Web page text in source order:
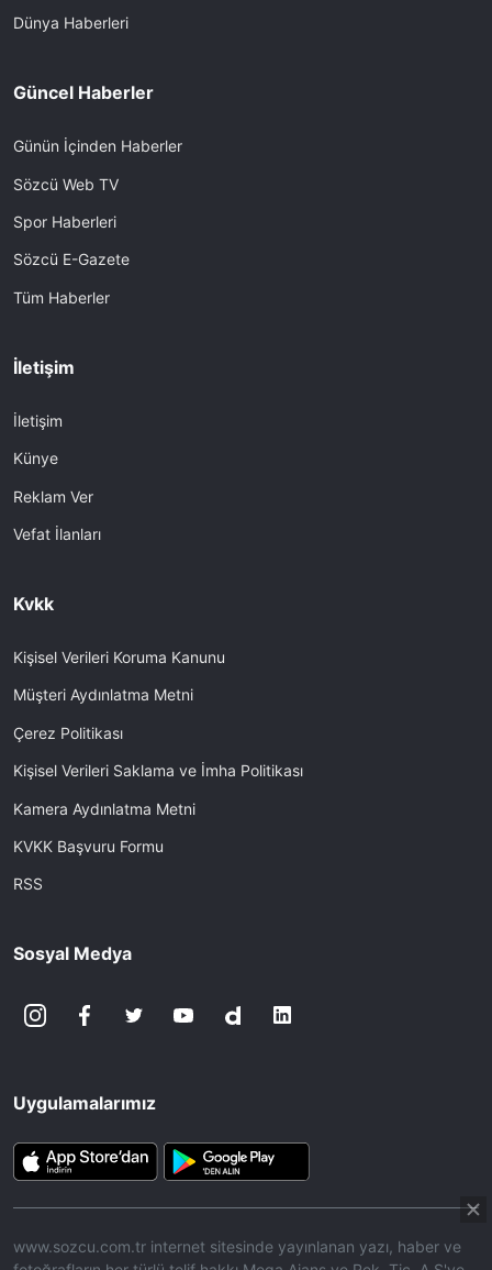
Dünya Haberleri
Güncel Haberler
Günün İçinden Haberler
Sözcü Web TV
Spor Haberleri
Sözcü E-Gazete
Tüm Haberler
İletişim
İletişim
Künye
Reklam Ver
Vefat İlanları
Kvkk
Kişisel Verileri Koruma Kanunu
Müşteri Aydınlatma Metni
Çerez Politikası
Kişisel Verileri Saklama ve İmha Politikası
Kamera Aydınlatma Metni
KVKK Başvuru Formu
RSS
Sosyal Medya
Uygulamalarımız
www.sozcu.com.tr internet sitesinde yayınlanan yazı, haber ve